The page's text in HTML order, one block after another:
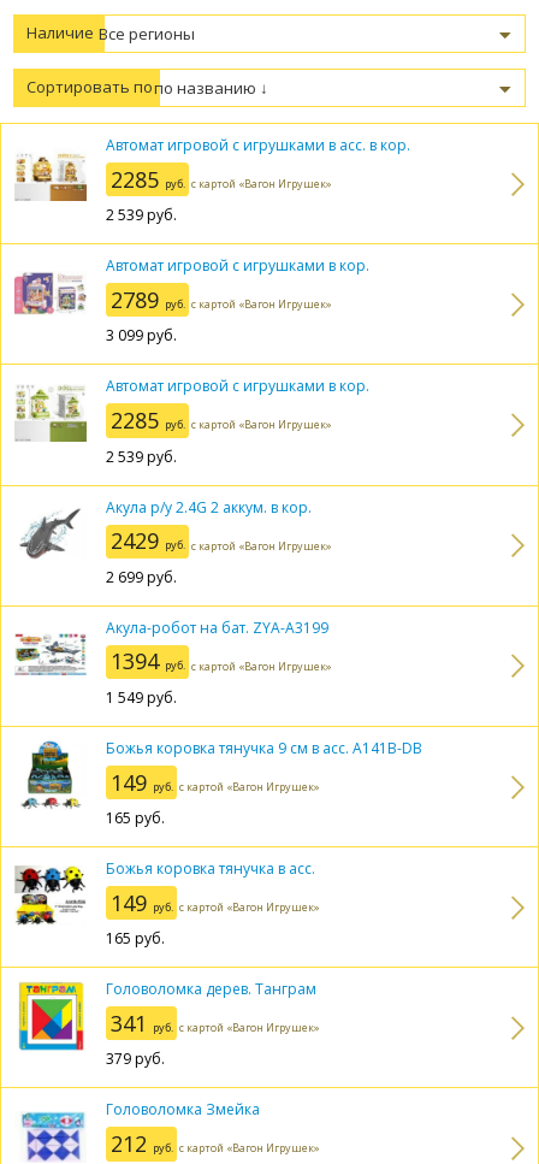
Наличие
Сортировать по
Автомат игровой с игрушками в асс. в кор.
2285 руб. с картой «Вагон Игрушек»
2 539руб.
Автомат игровой с игрушками в кор.
2789 руб. с картой «Вагон Игрушек»
3 099руб.
Автомат игровой с игрушками в кор.
2285 руб. с картой «Вагон Игрушек»
2 539руб.
Акула р/у 2.4G 2 аккум. в кор.
2429 руб. с картой «Вагон Игрушек»
2 699руб.
Акула-робот на бат. ZYA-A3199
1394 руб. с картой «Вагон Игрушек»
1 549руб.
Божья коровка тянучка 9 см в асс. A141B-DB
149 руб. с картой «Вагон Игрушек»
165 руб.
Божья коровка тянучка в асс.
149 руб. с картой «Вагон Игрушек»
165 руб.
Головоломка дерев. Танграм
341 руб. с картой «Вагон Игрушек»
379руб.
Головоломка Змейка
212 руб. с картой «Вагон Игрушек»